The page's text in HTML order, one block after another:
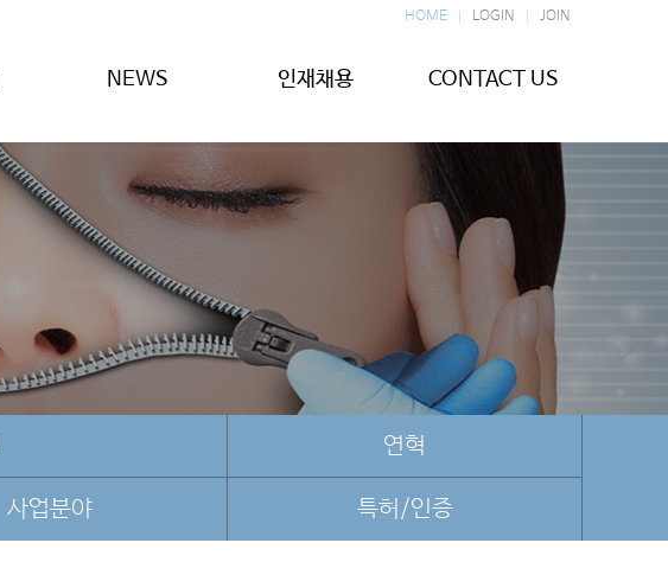
HOME LOGIN JOIN
NEWS 인재채용 CONTACT US
연혁
사업분야 특허/인증